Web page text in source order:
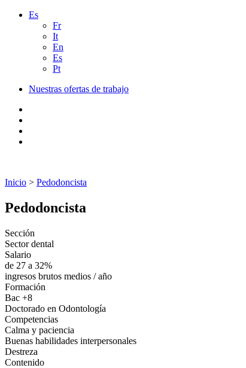
Es
Fr
It
En
Es
Pt
Nuestras ofertas de trabajo
Inicio > Pedodoncista
Pedodoncista
Sección
Sector dental
Salario
de 27 a 32%
ingresos brutos medios / año
Formación
Bac +8
Doctorado en Odontología
Competencias
Calma y paciencia
Buenas habilidades interpersonales
Destreza
Contenido